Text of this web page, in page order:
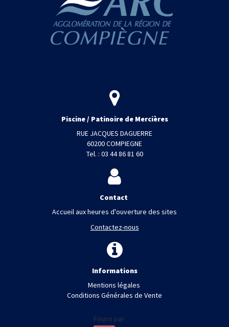
Piscine / Patinoire de Mercières
RUE JACQUES DAGUERRE
60200 COMPIEGNE
Tel. : 03 44 86 81 60
Contact
Accueil aux heures d'ouverture des sites
Contactez-nous
Informations
Mentions légales
Conditions Générales de Vente
Fourni par